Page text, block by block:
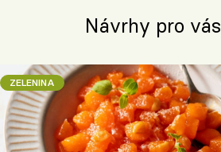
Návrhy pro vás
ZELENINA